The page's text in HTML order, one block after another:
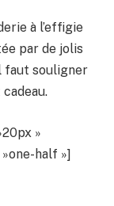
à l’effigie
par de jolis
faut souligner
»
half »]